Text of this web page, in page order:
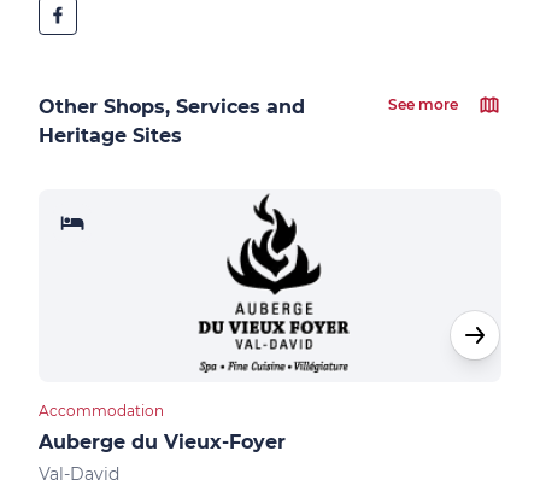
Other Shops, Services and
Heritage Sites
See more
Accommodation
Auberge du Vieux-Foyer
Val-David